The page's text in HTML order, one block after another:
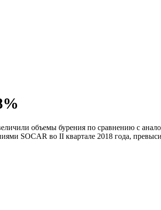
объемы бурения по сравнению с
SOCAR во II квартале 2018 года,